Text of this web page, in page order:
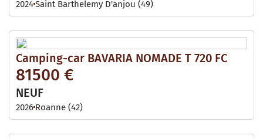
2024Saint Barthelemy D'anjou (49)
Camping-car BAVARIA NOMADE T 720 FC
81500 €
NEUF
2026 Roanne (42)